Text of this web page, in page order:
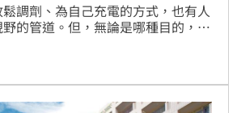
調劑、為自己充電的方式，也有人
的管道。但，無論是哪種目的，當